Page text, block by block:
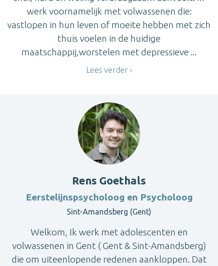
werk voornamelijk met volwassenen die:
vastlopen in hun leven of moeite hebben met zich
thuis voelen in de huidige
maatschappij,worstelen met depressieve ...
Lees verder
Rens Goethals
Eerstelijnspsycholoog en Psycholoog
Sint-Amandsberg (Gent)
Welkom, Ik werk met adolescenten en
volwassenen in Gent ( Gent & Sint-Amandsberg)
die om uiteenlopende redenen aankloppen. Dat